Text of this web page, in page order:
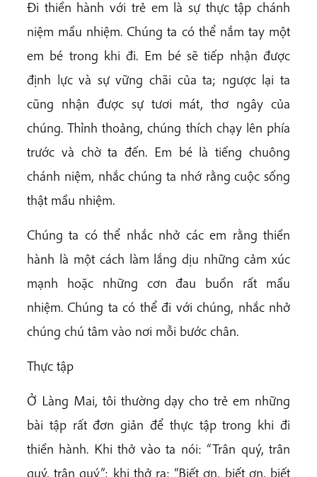
Đi thiền hành với trẻ em là sự thực tập chánh
niệm mầu nhiệm. Chúng ta có thể nắm tay một
em bé trong khi đi. Em bé sẽ tiếp nhận được
định lực và sự vững chãi của ta; ngược lại ta
cũng nhận được sự tươi mát, thơ ngây của
chúng. Thỉnh thoảng, chúng thích chạy lên phía
trước và chờ ta đến. Em bé là tiếng chuông
chánh niệm, nhắc chúng ta nhớ rằng cuộc sống
thật mầu nhiệm.
Chúng ta có thể nhắc nhở các em rằng thiền
hành là một cách làm lắng dịu những cảm xúc
mạnh hoặc những cơn đau buồn rất mầu
nhiệm. Chúng ta có thể đi với chúng, nhắc nhở
chúng chú tâm vào nơi mỗi bước chân.
Thực tập
Ở Làng Mai, tôi thường dạy cho trẻ em những
bài tập rất đơn giản để thực tập trong khi đi
thiền hành. Khi thở vào ta nói: “Trân quý, trân
quý, trân quý”; khi thở ra: “Biết ơn, biết ơn, biết